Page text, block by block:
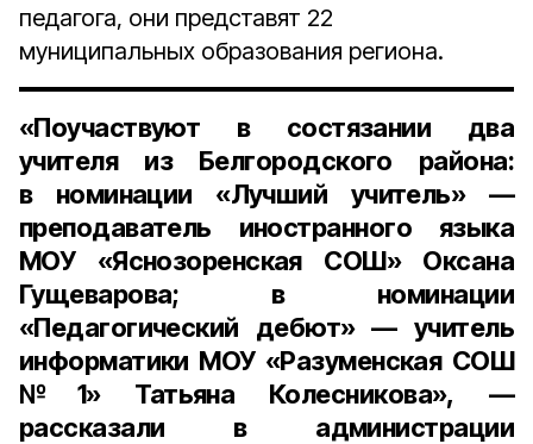
педагога, они представят 22
муниципальных образования региона.
«Поучаствуют в состязании два
учителя из Белгородского района:
в номинации «Лучший учитель» —
преподаватель иностранного языка
МОУ «Яснозоренская СОШ» Оксана
Гущеварова; в номинации
«Педагогический дебют» — учитель
информатики МОУ «Разуменская СОШ
№1» Татьяна Колесникова», —
рассказали в администрации